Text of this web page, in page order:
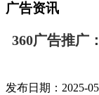
广告资讯
360广告推广
发布日期：2025-